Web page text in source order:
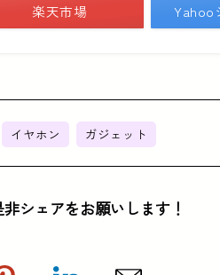
楽天市場 Yahoo
イヤホン ガジェット
シェアをお願いします！